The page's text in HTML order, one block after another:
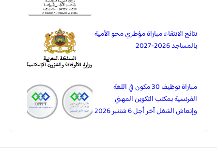
نتائج الانتقاء مباراة مؤطري محو الأمية
بالمساجد 2026-2027
مباراة توظيف 30 مكون في اللغة
الفرنسية بمكتب التكوين المهني
وإنعاش الشغل آخر أجل 6 شتنبر 2026